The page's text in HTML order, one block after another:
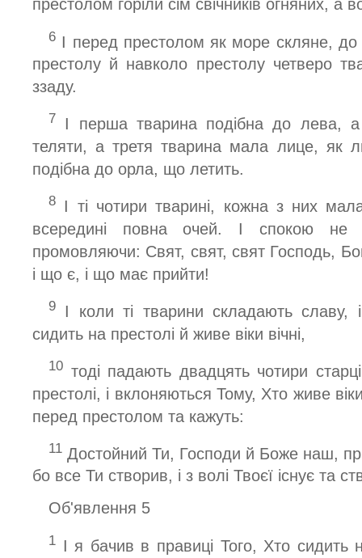
престолом горіли сім свічників огняних, а
6 І перед престолом як море скляне,
престолу й навколо престолу четверо
ззаду.
7 І перша тварина подібна до лева,
теляти, а третя тварина мала лице, як
подібна до орла, що летить.
8 І ті чотири тварині, кожна з них
всередині повна очей. І спокою
промовляючи: Свят, свят, свят Господь,
і що є, і що має прийти!
9 І коли ті тварини складають славу,
сидить на престолі й живе віки вічні,
10 тоді падають двадцять чотири
престолі, і вклоняються Тому, Хто живе віки
перед престолом та кажуть:
11 Достойний Ти, Господи й Боже наш,
бо все Ти створив, і з волі Твоєї існує та
Об'явлення 5
1 І я бачив в правиці Того, Хто сидить